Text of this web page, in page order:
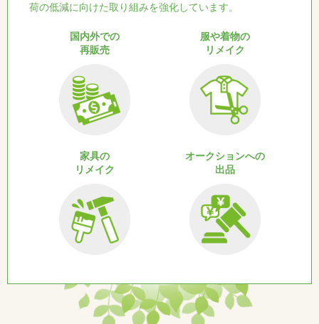
荷の低減に向けた取り組みを強化しています。
国内外での
再販売
服や着物の
リメイク
家具の
リメイク
オークションへの
出品